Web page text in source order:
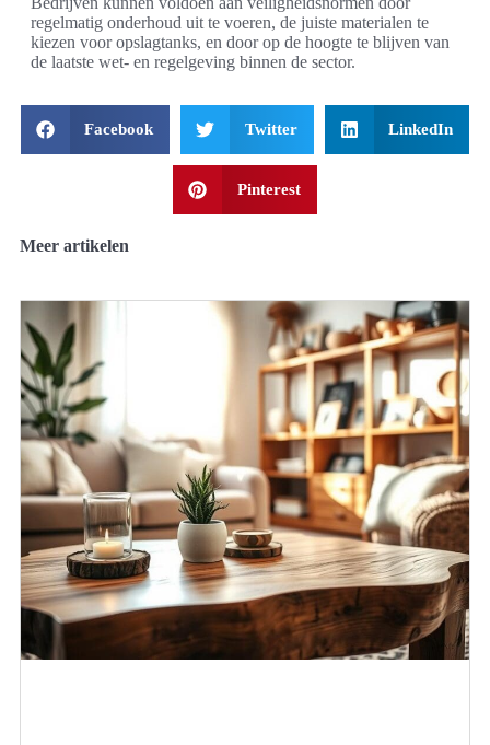
regelmatig onderhoud uit te voeren, de juiste materialen te
kiezen voor opslagtanks, en door op de hoogte te blijven van
de laatste wet- en regelgeving binnen de sector.
Facebook Twitter LinkedIn
Pinterest
Meer artikelen